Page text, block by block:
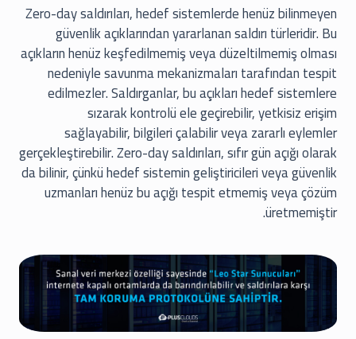
Zero-day saldırıları, hedef sistemlerde henüz bilinmeyen
güvenlik açıklarından yararlanan saldırı türleridir. Bu
açıkların henüz keşfedilmemiş veya düzeltilmemiş olması
nedeniyle savunma mekanizmaları tarafından tespit
edilmezler. Saldırganlar, bu açıkları hedef sistemlere
sızarak kontrolü ele geçirebilir, yetkisiz erişim
sağlayabilir, bilgileri çalabilir veya zararlı eylemler
gerçekleştirebilir. Zero-day saldırıları, sıfır gün açığı olarak
da bilinir, çünkü hedef sistemin geliştiricileri veya güvenlik
uzmanları henüz bu açığı tespit etmemiş veya çözüm
üretmemiştir.